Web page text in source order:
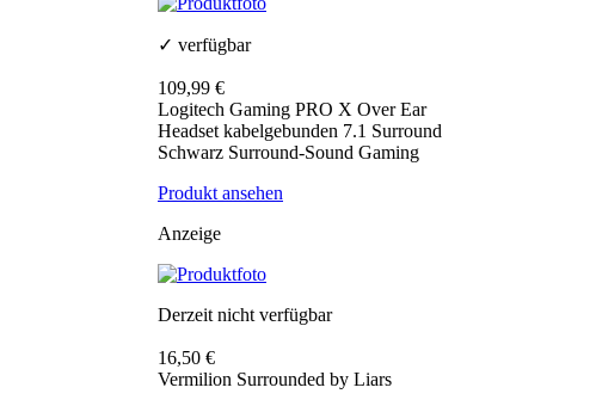
✓ verfügbar
109,99 €
Logitech Gaming PRO X Over Ear
Headset kabelgebunden 7.1 Surround
Schwarz Surround-Sound Gaming
Produkt ansehen
Anzeige
Derzeit nicht verfügbar
16,50 €
Vermilion Surrounded by Liars